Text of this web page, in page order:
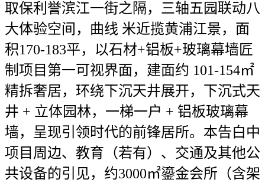
取保利誉滨江一街之隔，三轴五园联动八
大体验空间，曲线 米近揽黄浦江景，面
积170-183平，以石材+铝板+玻璃幕墙匠
制项目第一可视界面，建面约 101-154㎡
精拆奢居，环绕下沉天井展开，下沉式天
井 + 立体园林，一梯一户 + 铝板玻璃幕
墙，呈现引领时代的前锋居所。本告白中
项目周边、教育（若有）、交通及其他公
共设备的引见，约3000㎡鎏金会所（含架